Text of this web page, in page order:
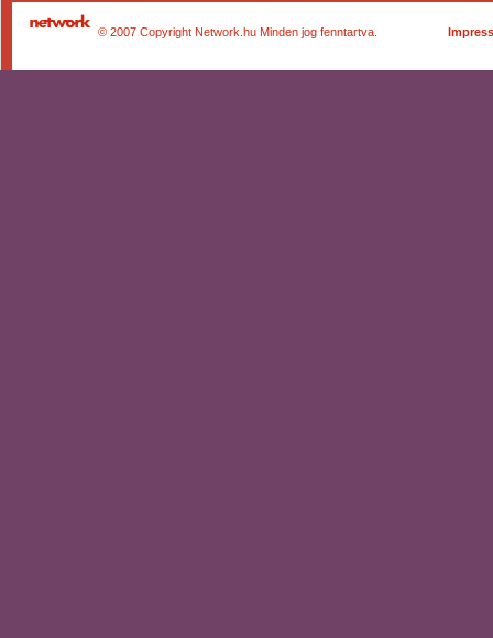
© 2007 Copyright Network.hu Minden jog fenntartva.